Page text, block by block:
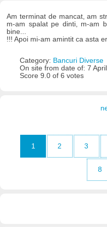
Am terminat de mancat, am
m-am spalat pe dinti, m-am
bine...
!!! Apoi mi-am amintit ca asta
Category: Bancuri Diverse
On site from date of: 7
Score 9.0 of 6 votes
1 2 3
8